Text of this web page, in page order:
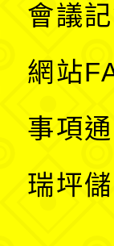
會議
網站
事項
瑞坪